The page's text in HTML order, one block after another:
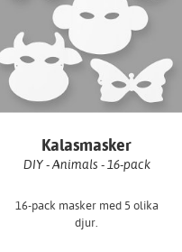
Kalasmasker
DIY - Animals - 16-pack
16-pack masker med 5 olika
djur.